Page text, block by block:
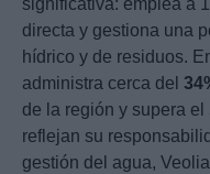
significativa: emplea a
directa y gestiona una
hídrico y de residuos.
administra cerca del
de la región y supera
reflejan su
gestión del agua,